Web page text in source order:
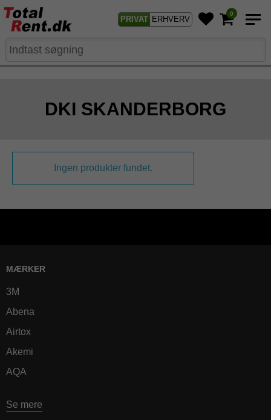
PRIVAT ERHVERV
0
DKI SKANDERBORG
Ingen produkter fundet.
MÆRKER
3M
Abena
Airtox
Akemi
AQA
Se mere